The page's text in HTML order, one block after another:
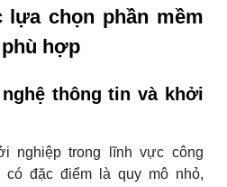
lựa chọn phần mềm
hợp
thông tin và khởi
nghiệp trong lĩnh vực công
có đặc điểm là quy mô nhỏ,